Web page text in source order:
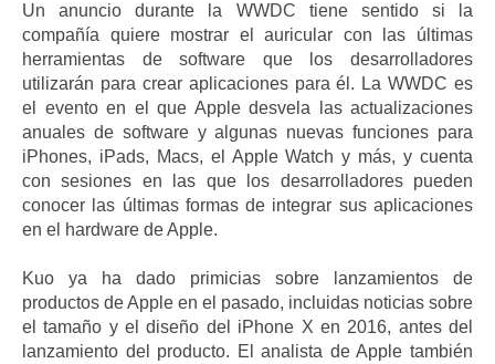
Un anuncio durante la WWDC tiene sentido si la
compañía quiere mostrar el auricular con las últimas
herramientas de software que los desarrolladores
utilizarán para crear aplicaciones para él. La WWDC es
el evento en el que Apple desvela las actualizaciones
anuales de software y algunas nuevas funciones para
iPhones, iPads, Macs, el Apple Watch y más, y cuenta
con sesiones en las que los desarrolladores pueden
conocer las últimas formas de integrar sus aplicaciones
en el hardware de Apple.
Kuo ya ha dado primicias sobre lanzamientos de
productos de Apple en el pasado, incluidas noticias sobre
el tamaño y el diseño del iPhone X en 2016, antes del
lanzamiento del producto. El analista de Apple también